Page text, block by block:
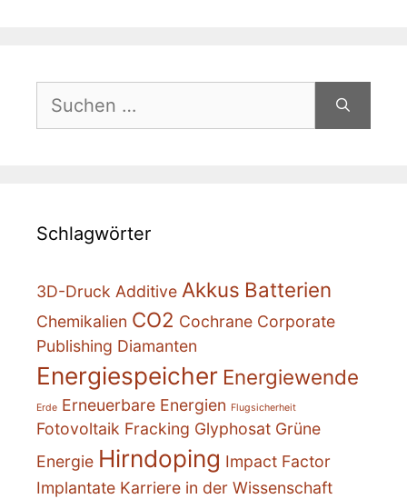
nach:
Schlagwörter
3D-Druck Additive Akkus Batterien
Chemikalien CO2 Cochrane Corporate
Publishing Diamanten
Energiespeicher Energiewende
Erde Erneuerbare Energien Flugsicherheit
Fotovoltaik Fracking Glyphosat Grüne
Energie Hirndoping Impact Factor
Implantate Karriere in der Wissenschaft